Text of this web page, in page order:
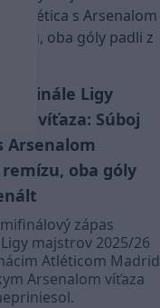
Ligy
bez víťaza: Súboj
Arsenalom
oba góly
zápas
majstrov 2025/26
Atléticom Madrid
Arsenalom víťaza